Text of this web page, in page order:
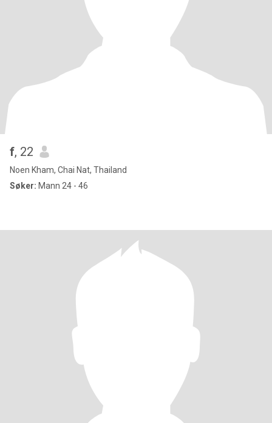
f, 22
Noen Kham, Chai Nat, Thailand
Søker: Mann 24 - 46